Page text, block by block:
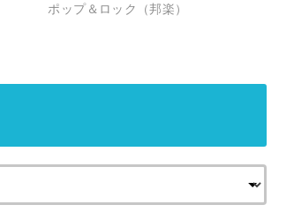
ポップ＆ロック（邦楽）